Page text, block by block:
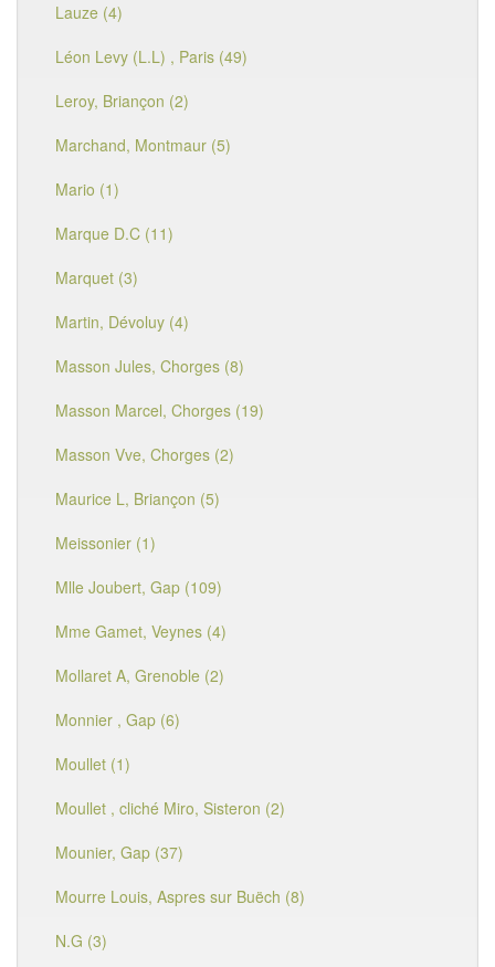
Lauze (4)
Léon Levy (L.L) , Paris (49)
Leroy, Briançon (2)
Marchand, Montmaur (5)
Mario (1)
Marque D.C (11)
Marquet (3)
Martin, Dévoluy (4)
Masson Jules, Chorges (8)
Masson Marcel, Chorges (19)
Masson Vve, Chorges (2)
Maurice L, Briançon (5)
Meissonier (1)
Mlle Joubert, Gap (109)
Mme Gamet, Veynes (4)
Mollaret A, Grenoble (2)
Monnier , Gap (6)
Moullet (1)
Moullet , cliché Miro, Sisteron (2)
Mounier, Gap (37)
Mourre Louis, Aspres sur Buëch (8)
N.G (3)